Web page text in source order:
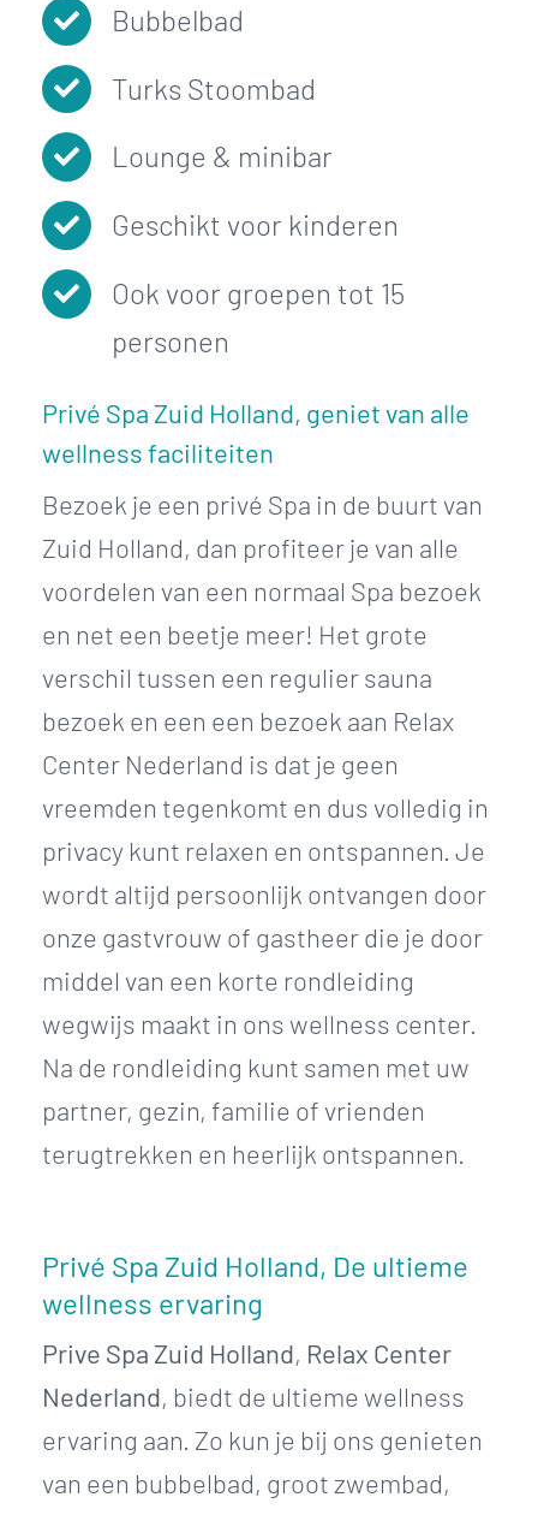
Bubbelbad
Turks Stoombad
Lounge & minibar
Geschikt voor kinderen
Ook voor groepen tot 15
personen
Privé Spa Zuid Holland, geniet van alle
wellness faciliteiten
Bezoek je een privé Spa in de buurt van
Zuid Holland, dan profiteer je van alle
voordelen van een normaal Spa bezoek
en net een beetje meer! Het grote
verschil tussen een regulier sauna
bezoek en een een bezoek aan Relax
Center Nederland is dat je geen
vreemden tegenkomt en dus volledig in
privacy kunt relaxen en ontspannen. Je
wordt altijd persoonlijk ontvangen door
onze gastvrouw of gastheer die je door
middel van een korte rondleiding
wegwijs maakt in ons wellness center.
Na de rondleiding kunt samen met uw
partner, gezin, familie of vrienden
terugtrekken en heerlijk ontspannen.
Privé Spa Zuid Holland, De ultieme
wellness ervaring
Prive Spa Zuid Holland, Relax Center
Nederland, biedt de ultieme wellness
ervaring aan. Zo kun je bij ons genieten
van een bubbelbad, groot zwembad,